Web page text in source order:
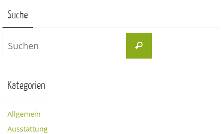
Suche
Suchen
Kategorien
Allgemein
Ausstattung